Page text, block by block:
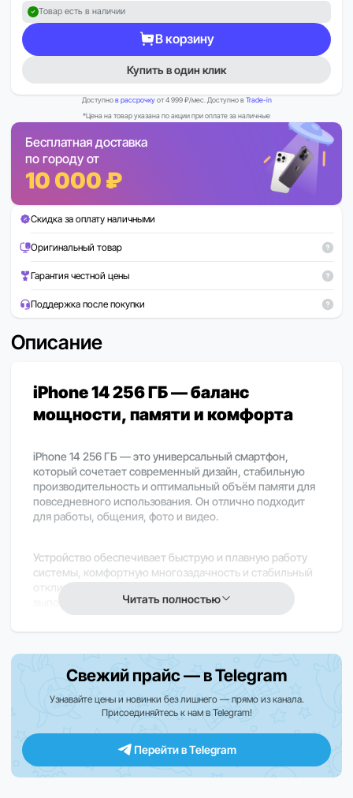
Товар есть в наличии
В корзину
Купить в один клик
Доступнов рассрочкуот 4 999 ₽/мес. Доступно вTrade-in
*Цена на товар указана по акции при оплате за наличные
Бесплатная доставка
по городу от
10 000 ₽
Скидка за оплату наличными
Оригинальный товар
Гарантия честной цены
Поддержка после покупки
Описание
iPhone 14 256 ГБ — баланс
мощности, памяти и комфорта
iPhone 14 256 ГБ — это универсальный смартфон,
который сочетает современный дизайн, стабильную
производительность и оптимальный объём памяти для
повседневного использования. Он отлично подходит
для работы, общения, фото и видео.
Устройство обеспечивает быструю и плавную работу
системы, комфортную многозадачность и стабильный
отклик приложений. Все основные задачи
выполняются без задержек.
передаёт насыщенные цвета и высокую детализацию
изображения, делая просмотр видео, игр и контента
максимально комфортным.
фотографии и видео в любых условиях освещения,
сохраняя естественные цвета и качество изображения.
Читать полностью
Свежий прайс — в Telegram
Узнавайте цены и новинки без лишнего — прямо из канала.
Присоединяйтесь к нам в Telegram!
Перейти в Telegram